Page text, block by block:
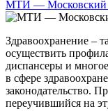
МТИ — Московский
Здравоохранение –
осуществить
диспансеры и
в сфере
законодательство.
переучившийся на